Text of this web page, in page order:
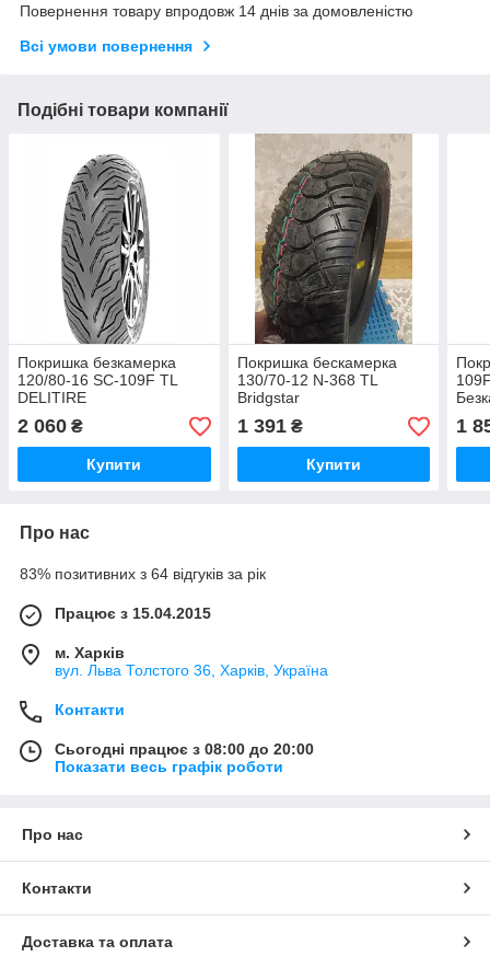
Повернення товару впродовж 14 днів за домовленістю
Всі умови повернення
Подібні товари компанії
Покришка безкамерка
120/80-16 SC-109F TL
DELITIRE
2 060 ₴
Купити
Покришка бескамерка
130/70-12 N-368 TL
Bridgstar
1 391₴
Купити
1
Про нас
83% позитивних з 64 відгуків за рік
Працює з 15.04.2015
м. Харків
вул. Льва Толстого 36, Харків, Україна
Контакти
Сьогодні працює з 08:00 до 20:00
Показати весь графік роботи
Про нас
Контакти
Доставка та оплата